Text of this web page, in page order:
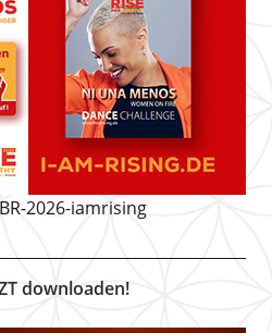
2026-iamrising
downloaden!